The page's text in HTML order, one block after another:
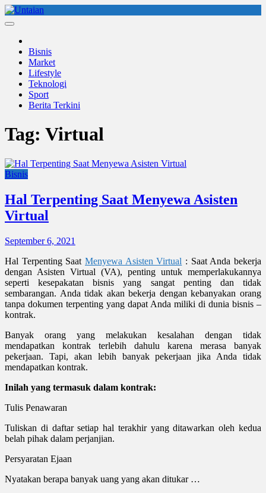
Skip
to
Bisnis
Market
Lifestyle
Teknologi
Sport
Berita Terkini
Tag: Virtual
Bisnis
Hal Terpenting Saat Menyewa Asisten
Virtual
September 6, 2021
Hal Terpenting Saat Menyewa Asisten Virtual : Saat Anda bekerja
dengan Asisten Virtual (VA), penting untuk memperlakukannya
seperti kesepakatan bisnis yang sangat penting dan tidak
sembarangan. Anda tidak akan bekerja dengan kebanyakan orang
tanpa dokumen terpenting yang dapat Anda miliki di dunia bisnis –
kontrak.
Banyak orang yang melakukan kesalahan dengan tidak
mendapatkan kontrak terlebih dahulu karena merasa banyak
pekerjaan. Tapi, akan lebih banyak pekerjaan jika Anda tidak
mendapatkan kontrak.
Inilah yang termasuk dalam kontrak:
Tulis Penawaran
Tuliskan di daftar setiap hal terakhir yang ditawarkan oleh kedua
belah pihak dalam perjanjian.
Persyaratan Ejaan
Nyatakan berapa banyak uang yang akan ditukar …